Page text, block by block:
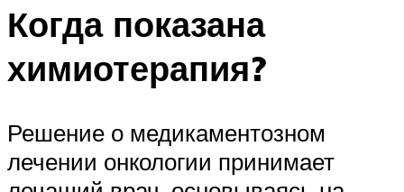
Когда показана
химиотерапия?
Решение о медикаментозном
лечении онкологии принимает